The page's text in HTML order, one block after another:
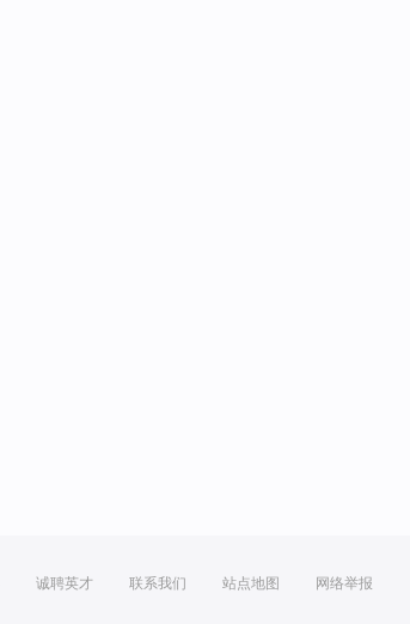
诚聘英才 联系我们 站点地图 网络举报